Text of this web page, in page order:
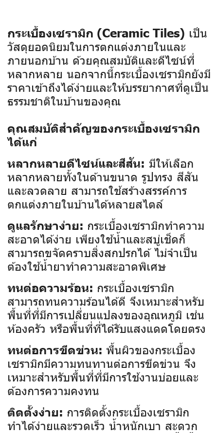
กระเบื้องเซรามิก (Ceramic Tiles) เป็น
วัสดุยอดนิยมในการตกแต่งภายในและ
ภายนอกบ้าน ด้วยคุณสมบัติและดีไซน์ที่
หลากหลาย นอกจากนี้กระเบื้องเซรามิกยังมี
ราคาเข้าถึงได้ง่ายและให้บรรยากาศที่ดูเป็น
ธรรมชาติในบ้านของคุณ
คุณสมบัติสำคัญของกระเบื้องเซรามิก
ได้แก่
หลากหลายดีไซน์และสีสัน: มีให้เลือก
หลากหลายทั้งในด้านขนาด รูปทรง สีสัน
และลวดลาย สามารถใช้สร้างสรรค์การ
ตกแต่งภายในบ้านได้หลายสไตล์
ดูแลรักษาง่าย: กระเบื้องเซรามิกทำความ
สะอาดได้ง่าย เพียงใช้น้ำและสบู่เช็ดก็
สามารถขจัดคราบสิ่งสกปรกได้ ไม่จำเป็น
ต้องใช้น้ำยาทำความสะอาดพิเศษ
ทนต่อความร้อน: กระเบื้องเซรามิก
สามารถทนความร้อนได้ดี จึงเหมาะสำหรับ
พื้นที่ที่มีการเปลี่ยนแปลงของอุณหภูมิ เช่น
ห้องครัว หรือพื้นที่ที่ได้รับแสงแดดโดยตรง
ทนต่อการขีดข่วน: พื้นผิวของกระเบื้อง
เซรามิกมีความทนทานต่อการขีดข่วน จึง
เหมาะสำหรับพื้นที่ที่มีการใช้งานบ่อยและ
ต้องการความคงทน
ติดตั้งง่าย: การติดตั้งกระเบื้องเซรามิก
ทำได้ง่ายและรวดเร็ว น้ำหนักเบา สะดวก